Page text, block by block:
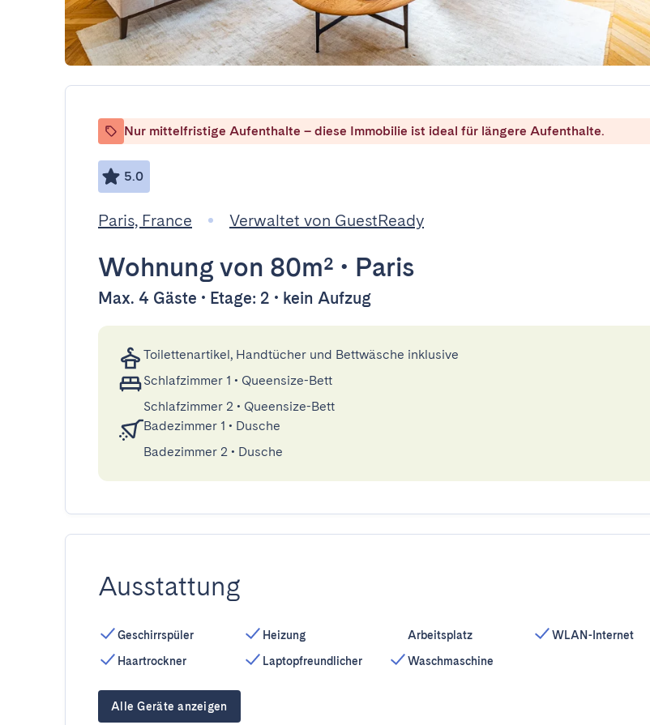
Nur mittelfristige Aufenthalte – diese Immobilie ist ideal für längere Aufenthalte.
5.0
Paris, France Verwaltet von GuestReady
Wohnungvon 80m² • Paris
Max. 4 Gäste • Etage: 2 • kein Aufzug
Toilettenartikel, Handtücher und Bettwäsche inklusive
Schlafzimmer 1 • Queensize-Bett
Schlafzimmer 2 • Queensize-Bett
Badezimmer 1 • Dusche
Badezimmer 2 • Dusche
Ausstattung
Geschirrspüler
Haartrockner
Heizung
Laptopfreundlicher
Arbeitsplatz
Waschmaschine
WLAN-Internet
Alle Geräte anzeigen